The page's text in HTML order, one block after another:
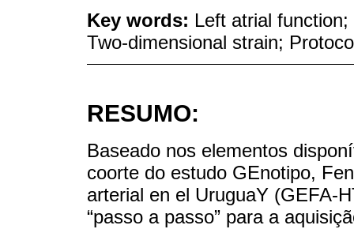
Key words: Left atrial
Two-dimensional strain;
RESUMO:
Baseado nos elementos
coorte do estudo GEnotipo,
arterial en el UruguaY (GEFA-
“passo a passo” para a